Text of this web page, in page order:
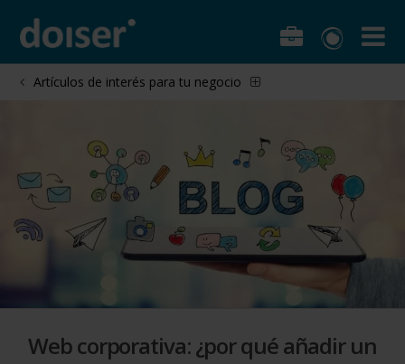
Artículos de interés para tu negocio
Web corporativa: ¿por qué añadir un